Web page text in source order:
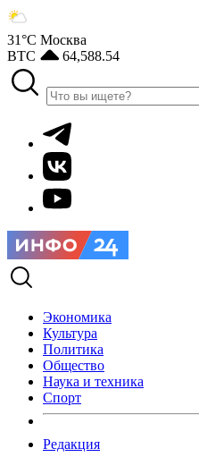
31°С Москва
BTC
64,588.54
Экономика
Культура
Политика
Общество
Наука и техника
Спорт
Редакция